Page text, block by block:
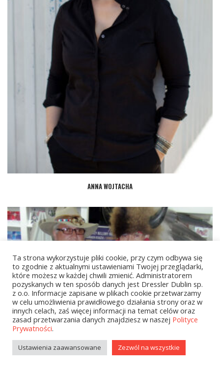
ANNA WOJTACHA
Ta strona wykorzystuje pliki cookie, przy czym odbywa się
to zgodnie z aktualnymi ustawieniami Twojej przeglądarki,
które możesz w każdej chwili zmienić. Administratorem
pozyskanych w ten sposób danych jest Dressler Dublin sp.
z o.o. Informacje zapisane w plikach cookie przetwarzamy
w celu umożliwienia prawidłowego działania strony oraz w
innych celach, zaś więcej informacji na temat celów oraz
zasad przetwarzania danych znajdziesz w naszej Polityce
Prywatności.
Ustawienia zaawansowane Zezwól na wszystkie